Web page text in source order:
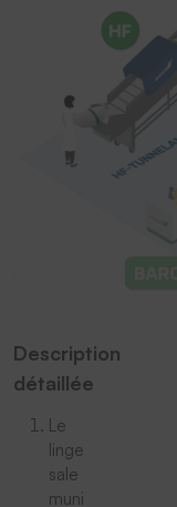
Description
détaillée
Le
linge
sale
muni